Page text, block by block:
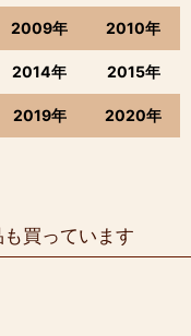
2009年 2010年
2014年 2015年
2019年 2020年
買っています